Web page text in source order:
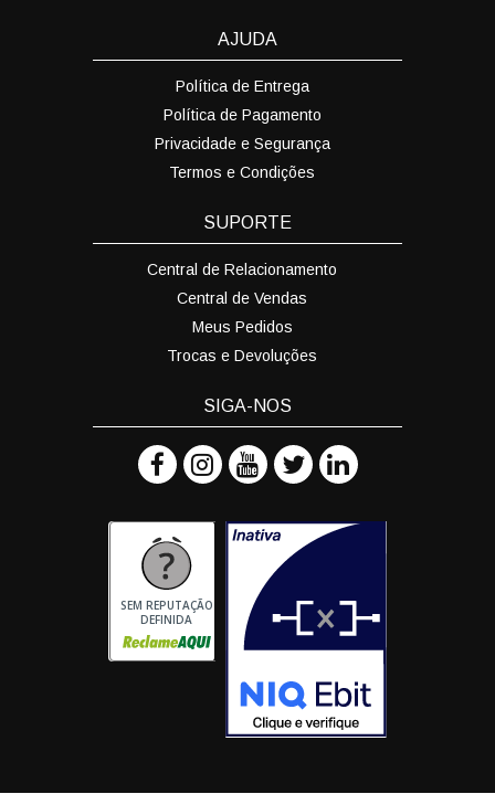
AJUDA
Política de Entrega
Política de Pagamento
Privacidade e Segurança
Termos e Condições
SUPORTE
Central de Relacionamento
Central de Vendas
Meus Pedidos
Trocas e Devoluções
SIGA-NOS
SEM REPUTAÇÃO
DEFINIDA